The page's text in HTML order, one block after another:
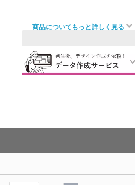
商品についてもっと詳しく見る